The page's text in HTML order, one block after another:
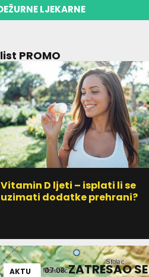
LJEKARNE
PROMO
Vitamin D ljeti – isplati li se
uzimati dodatke prehrani?
AKTU
07.08.ZATRESAO SE